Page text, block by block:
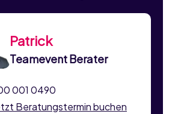
Patrick
Teamevent Berater
001 0490
Beratungstermin buchen